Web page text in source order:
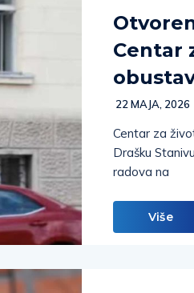
Centar
22 MAJA, 2026
Centar za
Drašku
radova na
Više